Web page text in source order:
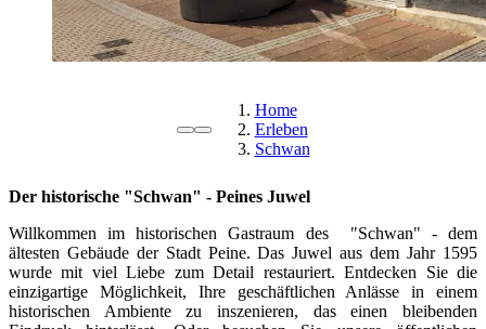
Home
Erleben
Schwan
Der historische "Schwan" - Peines Juwel
Willkommen im historischen Gastraum des "Schwan" - dem
ältesten Gebäude der Stadt Peine. Das Juwel aus dem Jahr 1595
wurde mit viel Liebe zum Detail restauriert. Entdecken Sie die
einzigartige Möglichkeit, Ihre geschäftlichen Anlässe in einem
historischen Ambiente zu inszenieren, das einen bleibenden